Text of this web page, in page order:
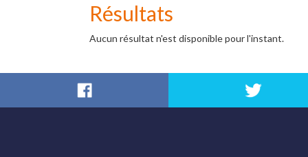
Résultats
Aucun résultat n'est disponible pour l'instant.